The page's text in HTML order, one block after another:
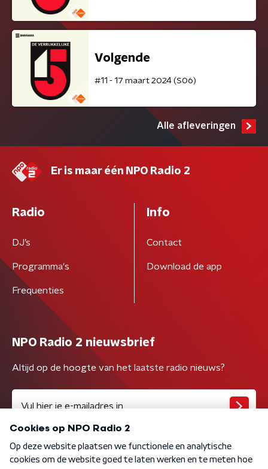
Volgende
#11 - 17 maart 2024 (S06)
Alle afleveringen
Er is maar één NPO Radio 2
Radio
DJ’s
Programma's
Frequenties
Info
Contact
Download de app
NPO Radio 2 nieuwsbrief
Altijd op de hoogte van het laatste radio nieuws?